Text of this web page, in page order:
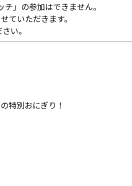
」の参加はできません。
ていただきます。
い。
特別おにぎり！